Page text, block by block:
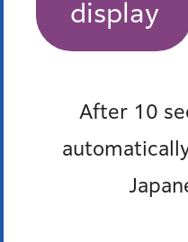
display
After 10
広報みなと2025年2月